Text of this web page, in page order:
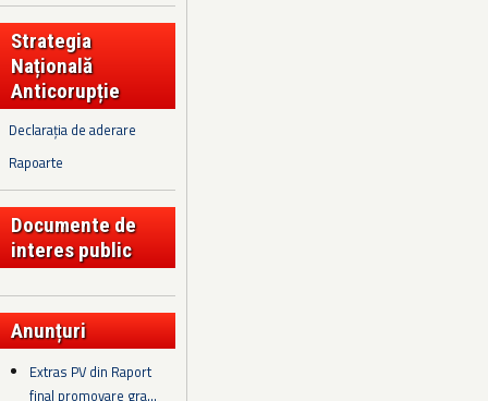
Strategia
Națională
Anticorupție
Declarația de aderare
Rapoarte
Documente de
interes public
Anunțuri
Extras PV din Raport
final promovare gra...